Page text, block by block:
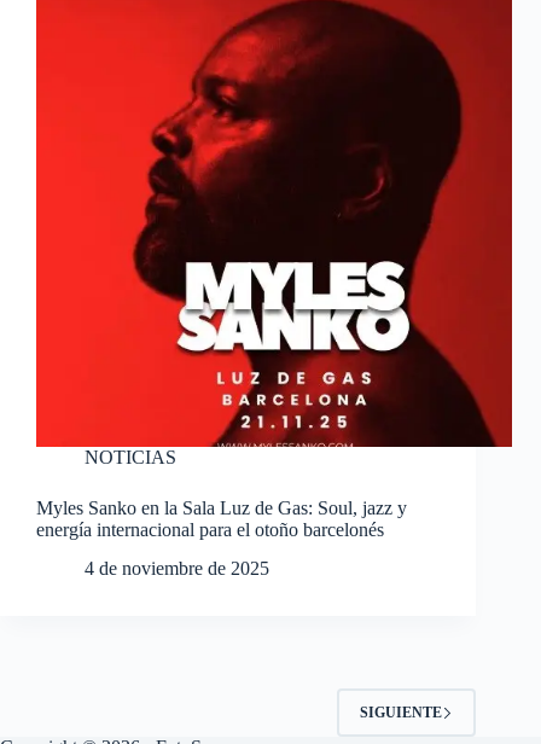
NOTICIAS
Myles Sanko en la Sala Luz de Gas: Soul, jazz y
energía internacional para el otoño barcelonés
4 de noviembre de 2025
SIGUIENTE